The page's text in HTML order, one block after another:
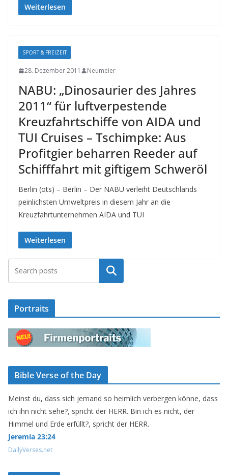
Weiterlesen
SPORT & FREIZEIT
28. Dezember 2011 Neumeier
NABU: „Dinosaurier des Jahres
2011“ für luftverpestende
Kreuzfahrtschiffe von AIDA und
TUI Cruises – Tschimpke: Aus
Profitgier beharren Reeder auf
Schifffahrt mit giftigem Schweröl
Berlin (ots) – Berlin – Der NABU verleiht Deutschlands
peinlichsten Umweltpreis in diesem Jahr an die
Kreuzfahrtunternehmen AIDA und TUI
Weiterlesen
Suchen
Portraits
Bible Verse of the Day
Meinst du, dass sich jemand so heimlich verbergen könne, dass
ich ihn nicht sehe?, spricht der HERR. Bin ich es nicht, der
Himmel und Erde erfüllt?, spricht der HERR.
Jeremia 23:24
DailyVerses.net